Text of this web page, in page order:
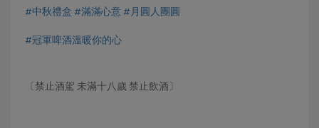
#中秋禮盒#滿滿心意#月圓人團圓
#冠軍啤酒溫暖你的心
〔禁止酒駕 未滿十八歲 禁止飲酒〕